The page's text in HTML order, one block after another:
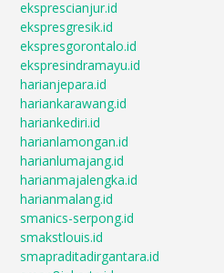
eksprescianjur.id
ekspresgresik.id
ekspresgorontalo.id
ekspresindramayu.id
harianjepara.id
hariankarawang.id
hariankediri.id
harianlamongan.id
harianlumajang.id
harianmajalengka.id
harianmalang.id
smanics-serpong.id
smakstlouis.id
smapraditadirgantara.id